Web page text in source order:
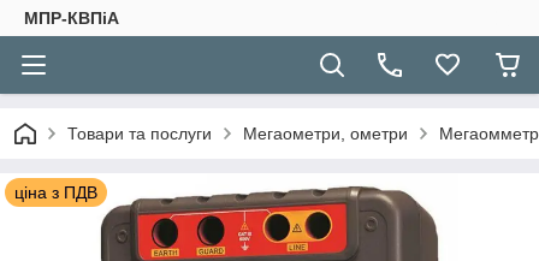
МПР-КВПіА
Товари та послуги Мегаометри, ометри
ціна з ПДВ